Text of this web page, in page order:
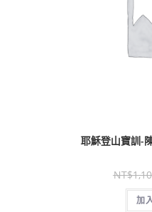
耶穌登山寶訓-
NT$
加